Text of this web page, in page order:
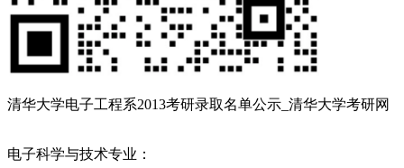
清华大学电子工程系2013考研录取名单公示_清华大学考研网
电子科学与技术专业：